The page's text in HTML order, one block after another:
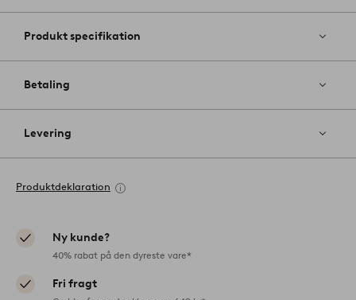
Produkt specifikation
Betaling
Levering
Produktdeklaration
Ny kunde?
40% rabat på den dyreste vare*
Fri fragt